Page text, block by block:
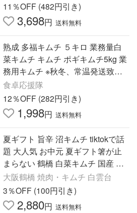
11％OFF (482円引き)
3,698円 送料無料
熟成 多福キムチ ５キロ 業務量白
菜キムチ キムチ ポギキムチ5kg 業
務用キムチ ※秋冬、常温発送致し
ます。
食卓応援隊
12％OFF (282円引き)
1,998円 送料無料
夏ギフト 旨辛 沼キムチ tiktokで話
題 大人気 お中元 夏ギフト箸が止
まらない 鶴橋 白菜キムチ 国産 保
存料・着色料不使用 大阪 鶴橋 焼
肉白雲台(白菜キムチ1kg)
大阪鶴橋 焼肉・キムチ 白雲台
3％OFF (100円引き)
2,880円 送料無料